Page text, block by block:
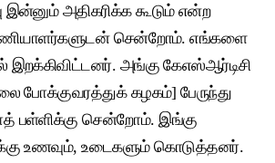
அதிகரிக்க கூடும் என்ற
பணியாளர்களுடன் சென்றோம். எங்களை
இறக்கிவிட்டனர். அங்கு கேஎஸ்ஆர்டிசி
போக்குவரத்துக் கழகம்] பேருந்து
பள்ளிக்கு சென்றோம். இங்கு
உணவும், உடைகளும் கொடுத்தனர்.